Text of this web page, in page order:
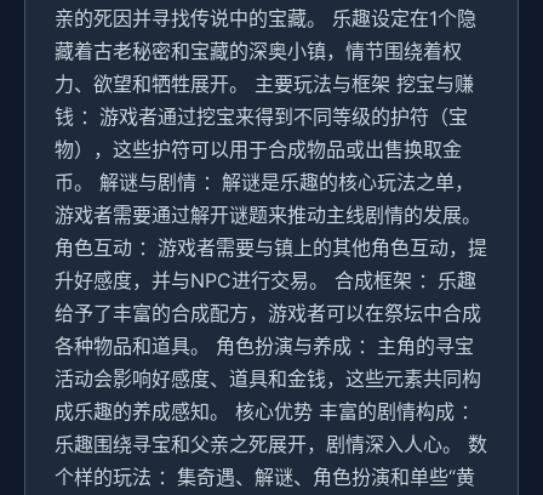
亲的死因并寻找传说中的宝藏。 乐趣设定在1个隐
藏着古老秘密和宝藏的深奥小镇，情节围绕着权
力、欲望和牺牲展开。 主要玩法与框架 挖宝与赚
钱 ：游戏者通过挖宝来得到不同等级的护符（宝
物），这些护符可以用于合成物品或出售换取金
币。 解谜与剧情 ：解谜是乐趣的核心玩法之单，
游戏者需要通过解开谜题来推动主线剧情的发展。
角色互动 ：游戏者需要与镇上的其他角色互动，提
升好感度，并与NPC进行交易。 合成框架 ：乐趣
给予了丰富的合成配方，游戏者可以在祭坛中合成
各种物品和道具。 角色扮演与养成 ：主角的寻宝
活动会影响好感度、道具和金钱，这些元素共同构
成乐趣的养成感知。 核心优势 丰富的剧情构成 ：
乐趣围绕寻宝和父亲之死展开，剧情深入人心。 数
个样的玩法 ：集奇遇、解谜、角色扮演和单些“黄